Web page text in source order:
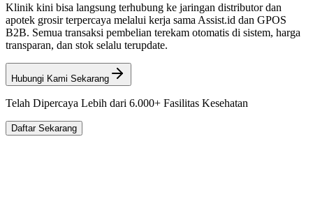
Klinik kini bisa langsung terhubung ke jaringan distributor dan
apotek grosir terpercaya melalui kerja sama Assist.id dan GPOS
B2B. Semua transaksi pembelian terekam otomatis di sistem, harga
transparan, dan stok selalu terupdate.
Hubungi Kami Sekarang
Telah Dipercaya Lebih dari 6.000+ Fasilitas Kesehatan
Daftar Sekarang